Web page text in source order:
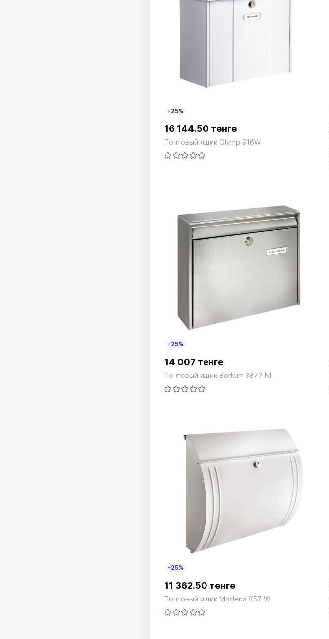
-25%
16 144.50 тенге
Почтовый ящик Olymp 916W
-25%
14 007 тенге
Почтовый ящик Borkum 3877 NI
-25%
11 362.50 тенге
Почтовый ящик Modena 857 W